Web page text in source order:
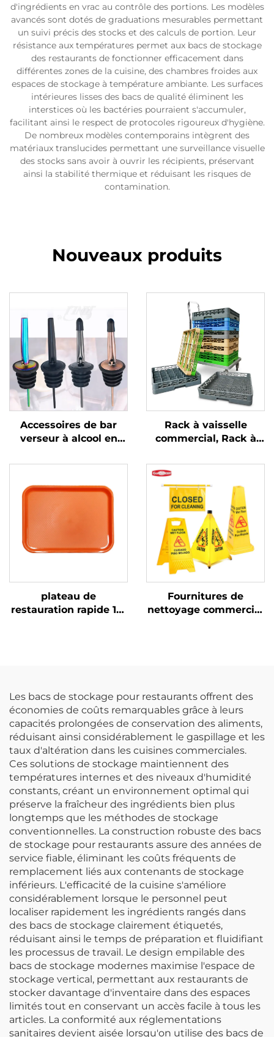
d'ingrédients en vrac au contrôle des portions. Les modèles
avancés sont dotés de graduations mesurables permettant
un suivi précis des stocks et des calculs de portion. Leur
résistance aux températures permet aux bacs de stockage
des restaurants de fonctionner efficacement dans
différentes zones de la cuisine, des chambres froides aux
espaces de stockage à température ambiante. Les surfaces
intérieures lisses des bacs de qualité éliminent les
interstices où les bactéries pourraient s'accumuler,
facilitant ainsi le respect de protocoles rigoureux d'hygiène.
De nombreux modèles contemporains intègrent des
matériaux translucides permettant une surveillance visuelle
des stocks sans avoir à ouvrir les récipients, préservant
ainsi la stabilité thermique et réduisant les risques de
contamination.
Nouveaux produits
Accessoires de bar
verseur à alcool en
Rack à vaisselle
commercial, Rack à
couverts, Couleurs sur
plateau de
restauration rapide 12"
Fournitures de
nettoyage commercial
Les bacs de stockage pour restaurants offrent des
économies de coûts remarquables grâce à leurs
capacités prolongées de conservation des aliments,
réduisant ainsi considérablement le gaspillage et les
taux d'altération dans les cuisines commerciales.
Ces solutions de stockage maintiennent des
températures internes et des niveaux d'humidité
constants, créant un environnement optimal qui
préserve la fraîcheur des ingrédients bien plus
longtemps que les méthodes de stockage
conventionnelles. La construction robuste des bacs
de stockage pour restaurants assure des années de
service fiable, éliminant les coûts fréquents de
remplacement liés aux contenants de stockage
inférieurs. L'efficacité de la cuisine s'améliore
considérablement lorsque le personnel peut
localiser rapidement les ingrédients rangés dans
des bacs de stockage clairement étiquetés,
réduisant ainsi le temps de préparation et fluidifiant
les processus de travail. Le design empilable des
bacs de stockage modernes maximise l'espace de
stockage vertical, permettant aux restaurants de
stocker davantage d'inventaire dans des espaces
limités tout en conservant un accès facile à tous les
articles. La conformité aux réglementations
sanitaires devient aisée lorsqu'on utilise des bacs de